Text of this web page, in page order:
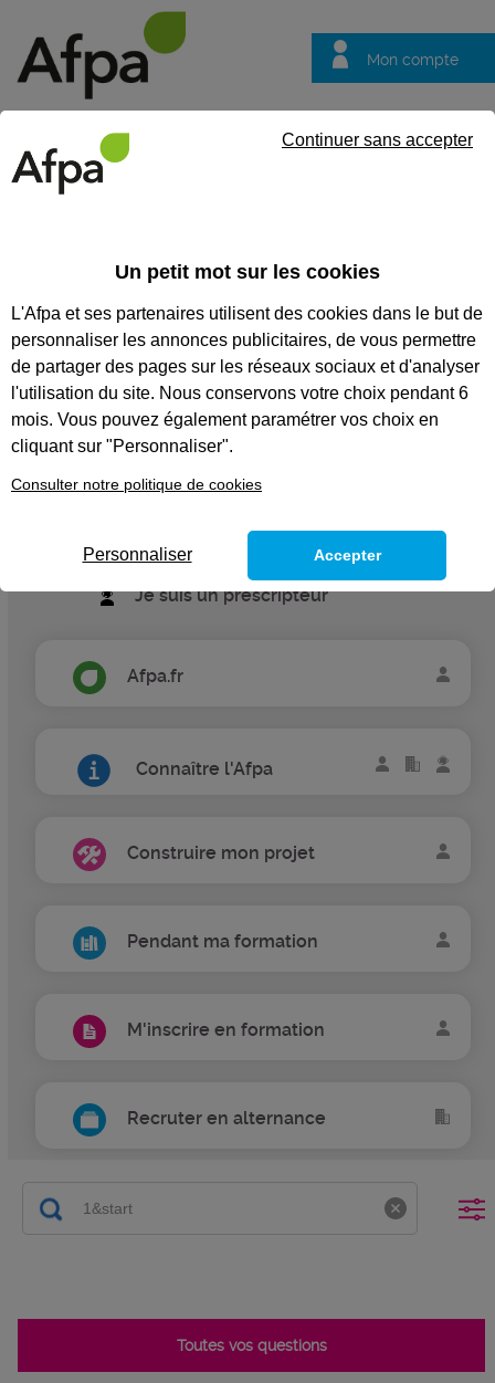
Mon compte
questions
VOS QUESTIONS
Recherches populaires :Conseiller Emploi Formation
Je suis une entreprise
Je suis un prescripteur
Afpa.fr
Connaître l'Afpa
Construire mon projet
Pendant ma formation
M'inscrire en formation
Recruter en alternance
Toutes vos questions
Un petit mot sur les cookies
L'Afpa et ses partenaires utilisent des cookies dans le but de
personnaliser les annonces publicitaires, de vous permettre
de partager des pages sur les réseaux sociaux et d'analyser
l'utilisation du site. Nous conservons votre choix pendant 6
mois. Vous pouvez également paramétrer vos choix en
cliquant sur "Personnaliser".
Consulter notre politique de cookies
Continuer sans accepter
Personnaliser Accepter